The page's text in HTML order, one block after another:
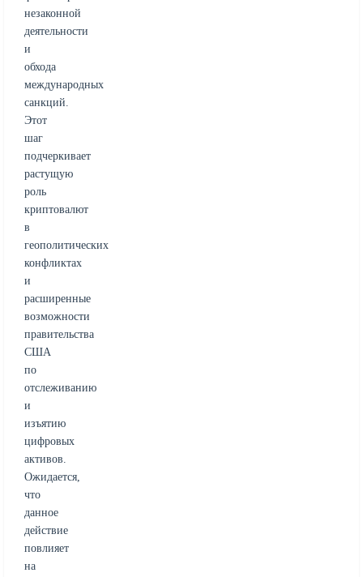
незаконной
деятельности
и
обхода
международных
санкций.
Этот
шаг
подчеркивает
растущую
роль
криптовалют
в
геополитических
конфликтах
и
расширенные
возможности
правительства
США
по
отслеживанию
и
изъятию
цифровых
активов.
Ожидается,
что
данное
действие
повлияет
на